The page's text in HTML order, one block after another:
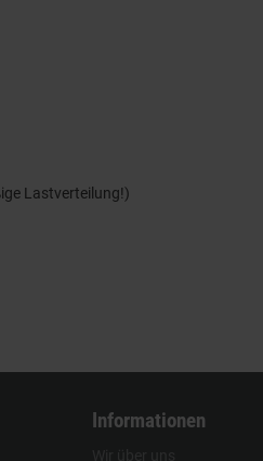
Lastverteilung!)
Informationen